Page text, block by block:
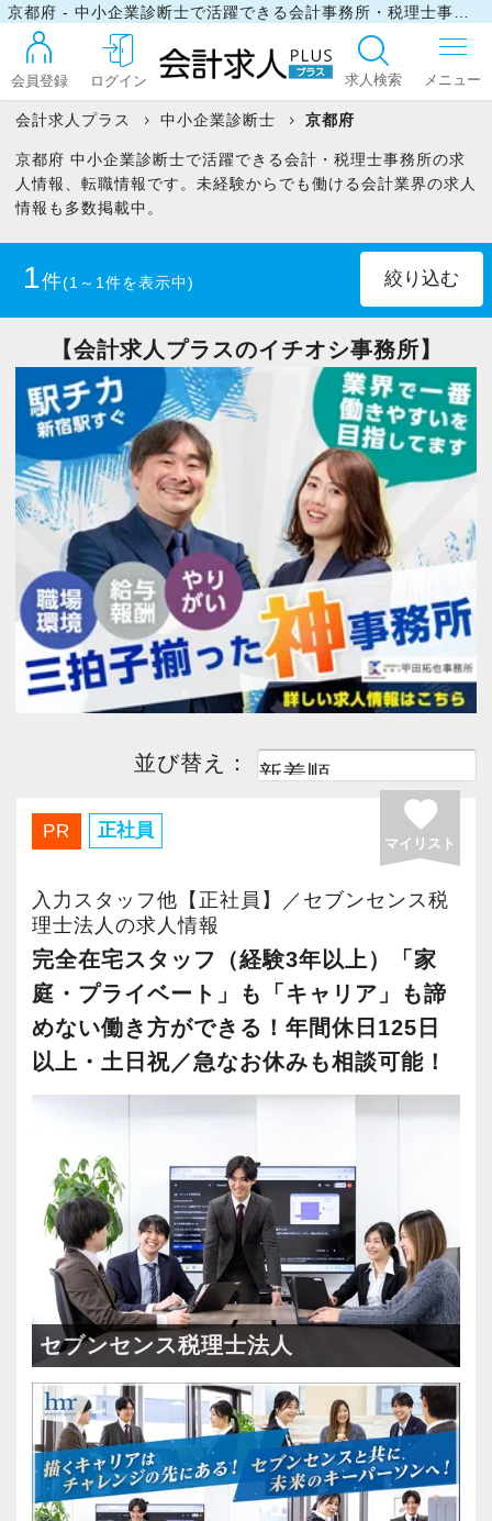
会員登録 ログイン 求人検索
ログイン
マイリスト
お問い合わせ
今すぐ会員登録
PC版サイトを見る
採用ご担当者様
会計求人プラス 中小企業診断士 京都府
京都府 中小企業診断士で活躍できる会計・税理士事務所の求
人情報、転職情報です。未経験からでも働ける会計業界の求人
情報も多数掲載中。
1件(1～1件を表示中)
正社員(1)
【会計求人プラスのイチオシ事務所】
並び替え：
PR 正社員 favorite
マイリスト
入力スタッフ他【正社員】／セブンセンス税
理士法人の求人情報
完全在宅スタッフ（経験3年以上）「家
庭・プライベート」も「キャリア」も諦
めない働き方ができる！年間休日125日
以上・土日祝／急なお休みも相談可能！
セブンセンス税理士法人